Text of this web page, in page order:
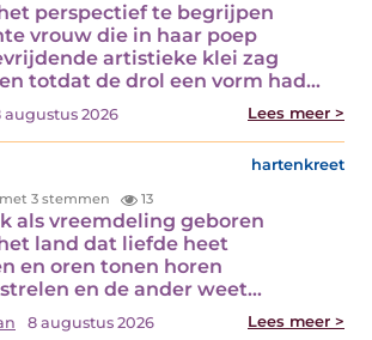
perspectief te begrijpen
vrouw die in haar poep
artistieke klei zag
totdat de drol een vorm had…
augustus 2026 Lees meer >
hartenkreet
met 3 stemmen 13
als vreemdeling geboren
land dat liefde heet
en oren tonen horen
en de ander weet…
8 augustus 2026 Lees meer >